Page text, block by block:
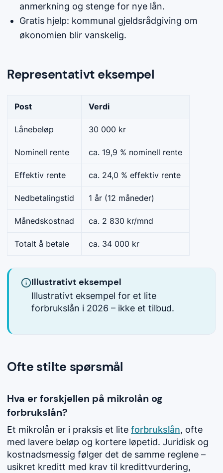
anmerkning og stenge for nye lån.
Gratis hjelp: kommunal gjeldsrådgiving om
økonomien blir vanskelig.
Representativt eksempel
Post Verdi
Lånebeløp 30 000 kr
Nominell rente ca. 19,9 % nominell rente
Effektiv rente ca. 24,0 % effektiv rente
Nedbetalingstid 1 år (12 måneder)
Månedskostnad ca. 2 830 kr/mnd
Totalt å betale ca. 34 000 kr
Illustrativt eksempel
Illustrativt eksempel for et lite
forbrukslån i 2026 – ikke et tilbud.
Ofte stilte spørsmål
Hva er forskjellen på mikrolån og
forbrukslån?
Et mikrolån er i praksis et lite forbrukslån, ofte
med lavere beløp og kortere løpetid. Juridisk og
kostnadsmessig følger det de samme reglene –
usikret kreditt med krav til kredittvurdering,